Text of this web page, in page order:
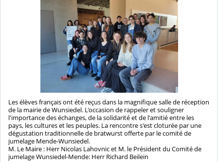
Les élèves français ont été reçus dans la magnifique salle de réception
de la mairie de Wunsiedel. L'occasion de rappeler et souligner
l'importance des échanges, de la solidarité et de l'amitié entre les
pays, les cultures et les peuples. La rencontre s'est cloturée par une
dégustation traditionnelle de bratwurst offerte par le comité de
jumelage Mende-Wunsiedel.
M. Le Maire : Herr Nicolas Lahovnic et M. le Président du Comité de
jumelage Wunsiedel-Mende: Herr Richard Beilein